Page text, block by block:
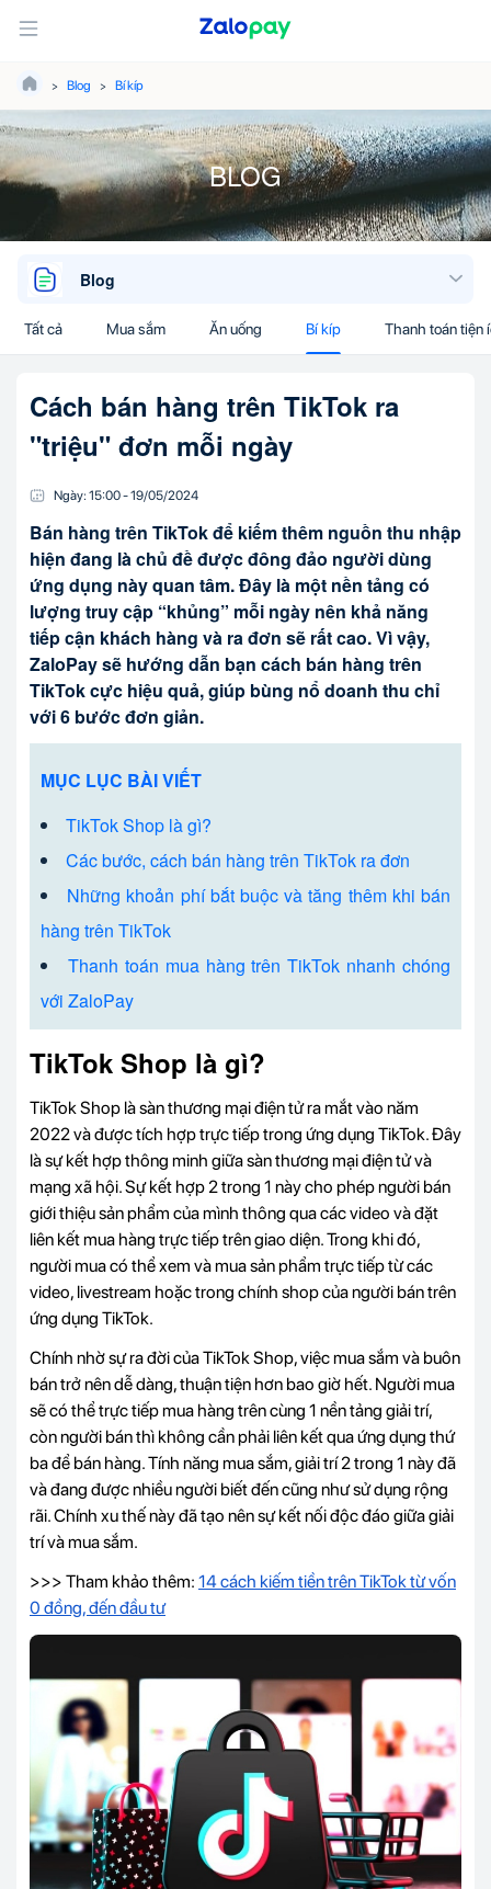
Blog Bí kíp
BLOG
Blog
Tất cả Mua sắm Ăn uống Bí kíp Thanh toán tiện
Cách bán hàng trên TikTok ra
"triệu" đơn mỗi ngày
Ngày: 15:00-19/05/2024
Bán hàng trên TikTok để kiếm thêm nguồn thu nhập
hiện đang là chủ đề được đông đảo người dùng
ứng dụng này quan tâm. Đây là một nền tảng có
lượng truy cập “khủng” mỗi ngày nên khả năng
tiếp cận khách hàng và ra đơn sẽ rất cao. Vì vậy,
ZaloPay sẽ hướng dẫn bạn cách bán hàng trên
TikTok cực hiệu quả, giúp bùng nổ doanh thu chỉ
với 6 bước đơn giản.
MỤC LỤC BÀI VIẾT
TikTok Shop là gì?
Các bước, cách bán hàng trên TikTok ra đơn
Những khoản phí bắt buộc và tăng thêm khi bán
hàng trên TikTok
Thanh toán mua hàng trên TikTok nhanh chóng
với ZaloPay
TikTok Shop là gì?
TikTok Shop là sàn thương mại điện tử ra mắt vào năm
2022 và được tích hợp trực tiếp trong ứng dụng TikTok. Đây
là sự kết hợp thông minh giữa sàn thương mại điện tử và
mạng xã hội. Sự kết hợp 2 trong 1 này cho phép người bán
giới thiệu sản phẩm của mình thông qua các video và đặt
liên kết mua hàng trực tiếp trên giao diện. Trong khi đó,
người mua có thể xem và mua sản phẩm trực tiếp từ các
video, livestream hoặc trong chính shop của người bán trên
ứng dụng TikTok.
Chính nhờ sự ra đời của TikTok Shop, việc mua sắm và buôn
bán trở nên dễ dàng, thuận tiện hơn bao giờ hết. Người mua
sẽ có thể trực tiếp mua hàng trên cùng 1 nền tảng giải trí,
còn người bán thì không cần phải liên kết qua ứng dụng thứ
ba để bán hàng. Tính năng mua sắm, giải trí 2 trong 1 này đã
và đang được nhiều người biết đến cũng như sử dụng rộng
rãi. Chính xu thế này đã tạo nên sự kết nối độc đáo giữa giải
trí và mua sắm.
>>> Tham khảo thêm: 14 cách kiếm tiền trên TikTok từ vốn
0 đồng, đến đầu tư